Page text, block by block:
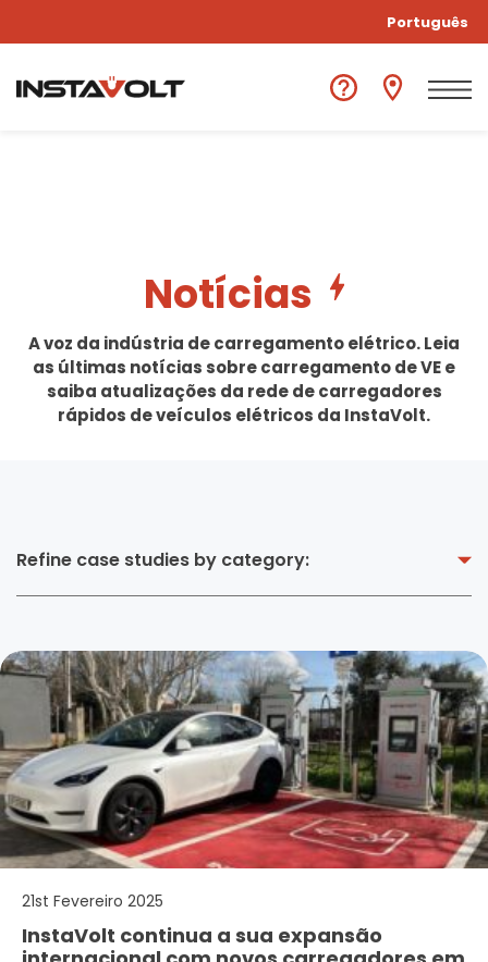
Português
Notícias
A voz da indústria de carregamento elétrico. Leia
as últimas notícias sobre carregamento de VE e
saiba atualizações da rede de carregadores
rápidos de veículos elétricos da InstaVolt.
Refine case studies by category:
21st Fevereiro 2025
InstaVolt continua a sua expansão